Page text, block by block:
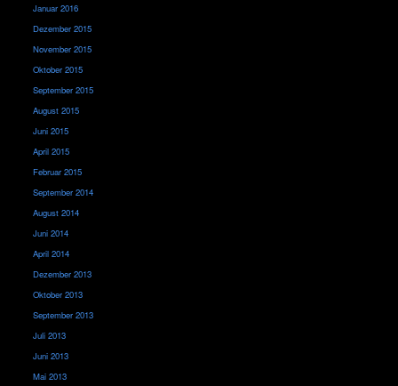
Januar 2016
Dezember 2015
November 2015
Oktober 2015
September 2015
August 2015
Juni 2015
April 2015
Februar 2015
September 2014
August 2014
Juni 2014
April 2014
Dezember 2013
Oktober 2013
September 2013
Juli 2013
Juni 2013
Mai 2013